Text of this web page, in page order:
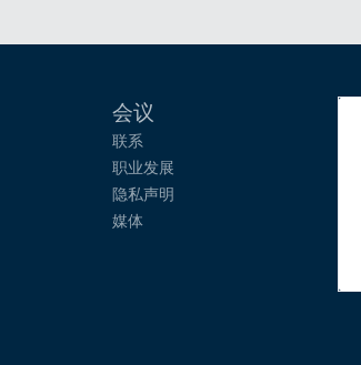
会议
联系
职业发展
隐私声明
媒体